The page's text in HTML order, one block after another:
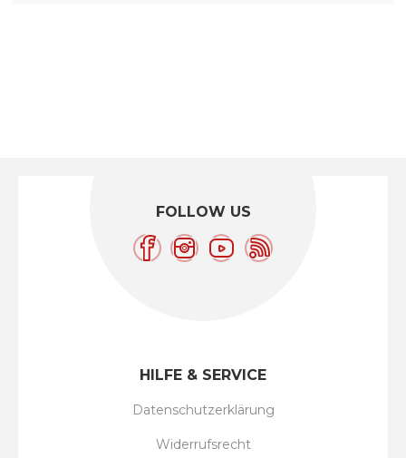
FOLLOW US
HILFE & SERVICE
Datenschutzerklärung
Widerrufsrecht